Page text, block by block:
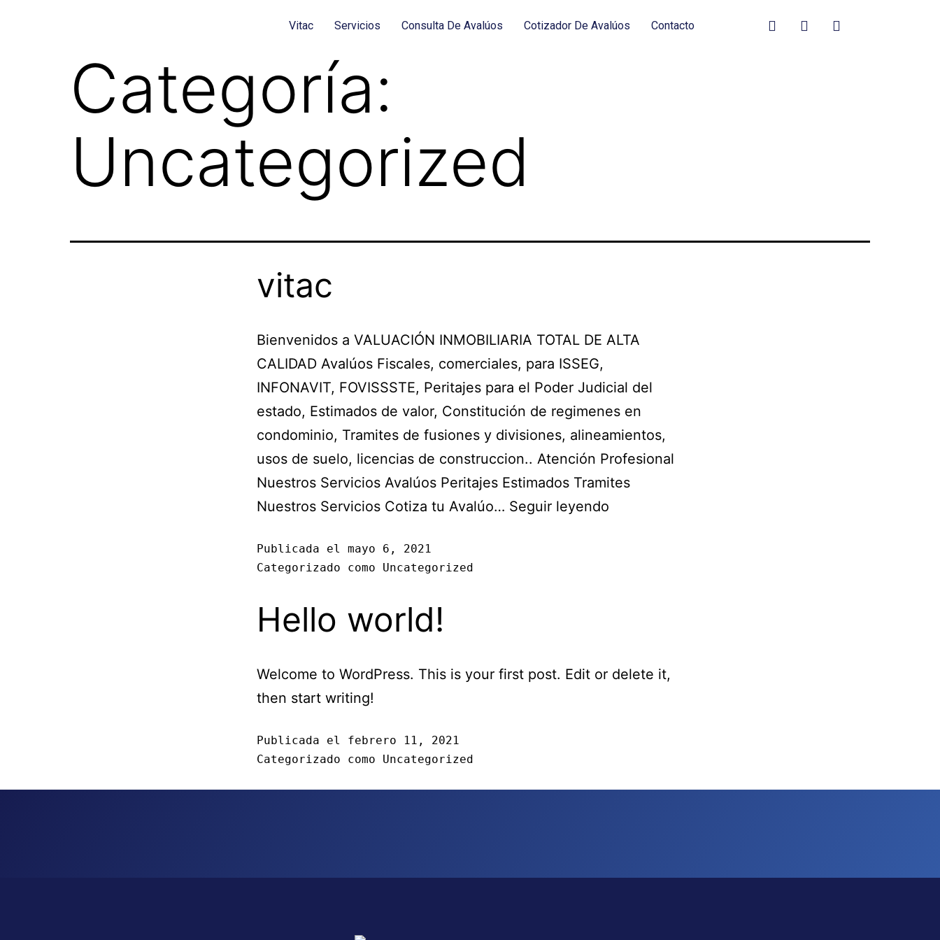
Vitac Servicios Consulta De Avalúos Cotizador De Avalúos Contacto
Categoría:
Uncategorized
vitac
Bienvenidos a VALUACIÓN INMOBILIARIA TOTAL DE ALTA
CALIDAD Avalúos Fiscales, comerciales, para ISSEG,
INFONAVIT, FOVISSSTE, Peritajes para el Poder Judicial del
estado, Estimados de valor, Constitución de regimenes en
condominio, Tramites de fusiones y divisiones, alineamientos,
usos de suelo, licencias de construccion.. Atención Profesional
Nuestros Servicios Avalúos Peritajes Estimados Tramites
Nuestros Servicios Cotiza tu Avalúo… Seguir leyendo
Publicada el mayo 6, 2021
Categorizado como Uncategorized
Hello world!
Welcome to WordPress. This is your first post. Edit or delete it,
then start writing!
Publicada el febrero 11, 2021
Categorizado como Uncategorized